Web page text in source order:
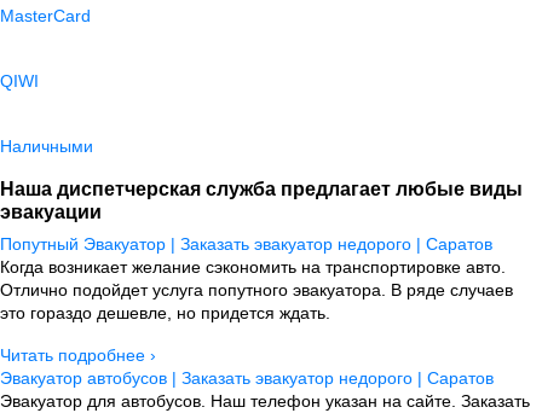
MasterCard
QIWI
Наличными
Наша диспетчерская служба предлагает любые виды
эвакуации
Попутный Эвакуатор | Заказать эвакуатор недорого | Саратов
Когда возникает желание сэкономить на транспортировке авто.
Отлично подойдет услуга попутного эвакуатора. В ряде случаев
это гораздо дешевле, но придется ждать.
Читать подробнее ›
Эвакуатор автобусов | Заказать эвакуатор недорого | Саратов
Эвакуатор для автобусов. Наш телефон указан на сайте. Заказать